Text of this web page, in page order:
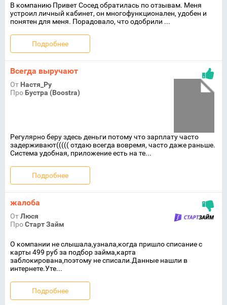
В компанию Привет Сосед обратилась по отзывам. Меня
устроил личный кабинет, он многофункционален, удобен и
понятен для меня. Порадовало, что одобрили ...
Подробнее
Всегда выручают
От Настя_Ру
Про Бустра (Boostra)
Регулярно беру здесь деньги потому что зарплату часто
задерживают((((( отдаю всегда вовремя, часто даже раньше.
Система удобная, приложение есть на те...
Подробнее
жалоба
ОтЛюся
ПроСтарт Займ
О компании не слышала,узнала,когда пришло списание с
карты 499 руб за подбор займа,карта
заблокирована,поэтому не списали.Данные нашли в
интернете.Уте...
Подробнее